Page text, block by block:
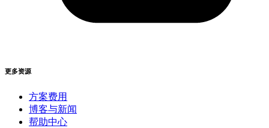
更多资源
方案费用
博客与新闻
帮助中心